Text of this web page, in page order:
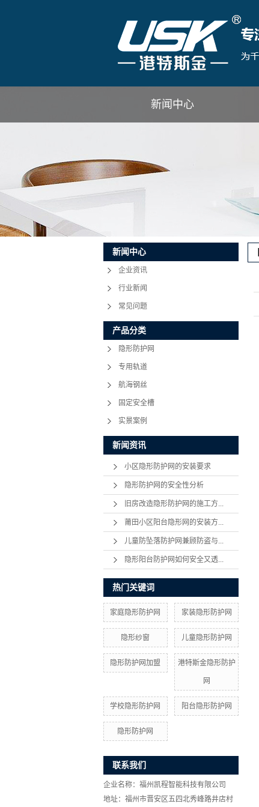
新闻中心
新闻中心
企业资讯
行业新闻
常见问题
产品分类
隐形防护网
专用轨道
航海钢丝
固定安全槽
实景案例
新闻资讯
小区隐形防护网的安装要求
隐形防护网的安全性分析
旧房改造隐形防护网的施工方...
莆田小区阳台隐形网的安装方...
儿童防坠落防护网兼顾防盗与...
隐形阳台防护网如何安全又透...
热门关键词
家庭隐形防护网 家装隐形防护网
隐形纱窗 儿童隐形防护网
隐形防护网加盟 港特斯金隐形防护
网
学校隐形防护网 阳台隐形防护网
隐形防护网
联系我们
企业名称：福州凯程智能科技有限公司
地址：福州市晋安区五四北秀峰路井店村